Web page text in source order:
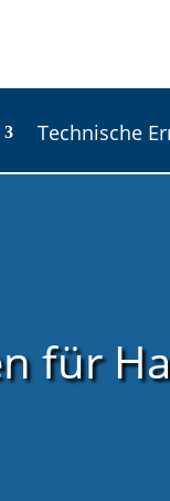
Technische
für